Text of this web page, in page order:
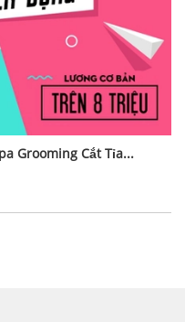
Grooming Cắt Tỉa...